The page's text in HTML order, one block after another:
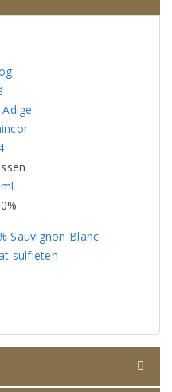
Sauvignon Blanc
sulfieten